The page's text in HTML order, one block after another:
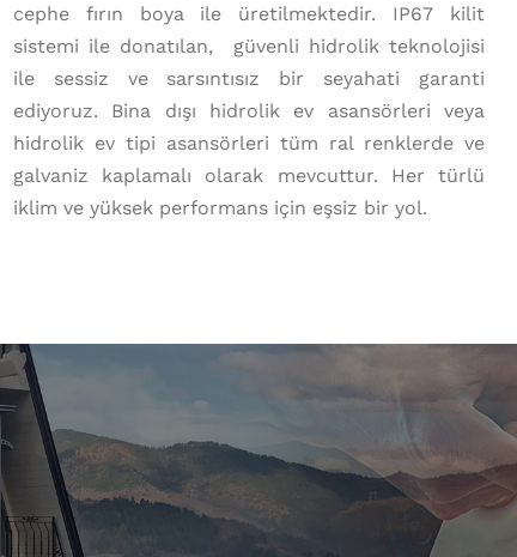
cephe fırın boya ile üretilmektedir. IP67 kilit
sistemi ile donatılan, güvenli hidrolik teknolojisi
ile sessiz ve sarsıntısız bir seyahati garanti
ediyoruz. Bina dışı hidrolik ev asansörleri veya
hidrolik ev tipi asansörleri tüm ral renklerde ve
galvaniz kaplamalı olarak mevcuttur. Her türlü
iklim ve yüksek performans için eşsiz bir yol.